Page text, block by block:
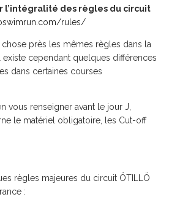
l’intégralité des règles du circuit
rules/
chose près les mêmes règles dans la
cependant quelques différences
dans certaines courses
vous renseigner avant le jour J,
le matériel obligatoire, les Cut-off
règles majeures du circuit ÖTILLÖ
: